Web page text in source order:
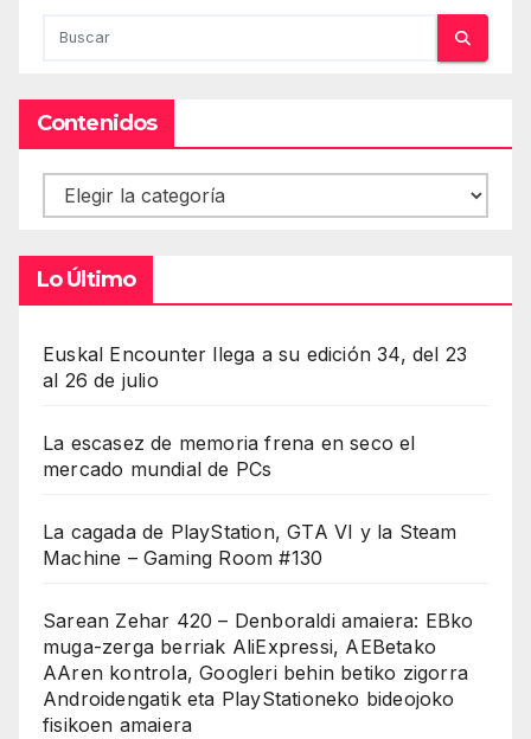
Contenidos
Contenidos
Lo Último
Euskal Encounter llega a su edición 34, del 23
al 26 de julio
La escasez de memoria frena en seco el
mercado mundial de PCs
La cagada de PlayStation, GTA VI y la Steam
Machine – Gaming Room #130
Sarean Zehar 420 – Denboraldi amaiera: EBko
muga-zerga berriak AliExpressi, AEBetako
AAren kontrola, Googleri behin betiko zigorra
Androidengatik eta PlayStationeko bideojoko
fisikoen amaiera